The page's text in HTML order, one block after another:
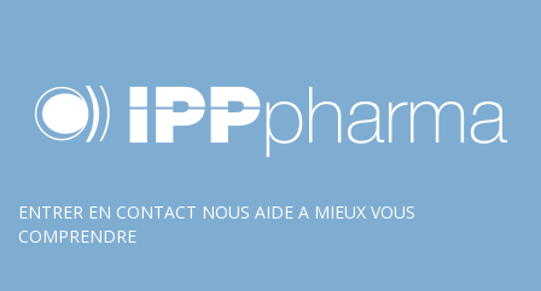
ENTRER EN CONTACT NOUS AIDE A MIEUX VOUS
COMPRENDRE